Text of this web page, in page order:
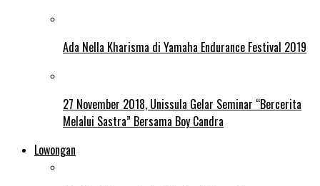
Ada Nella Kharisma di Yamaha Endurance Festival 2019
27 November 2018, Unissula Gelar Seminar “Bercerita
Melalui Sastra” Bersama Boy Candra
Lowongan